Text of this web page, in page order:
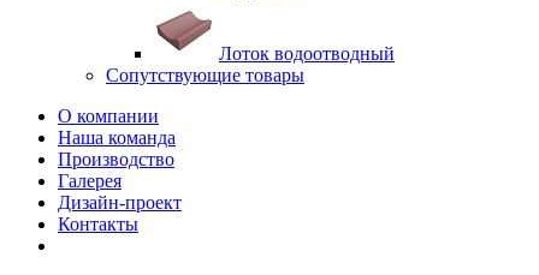
Лоток водоотводный
Сопутствующие товары
О компании
Наша команда
Производство
Галерея
Дизайн-проект
Контакты